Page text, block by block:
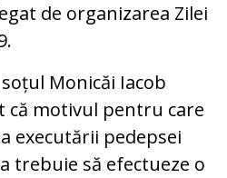
de organizarea Zilei
Monicăi Iacob
că motivul pentru care
executării pedepsei
trebuie să efectueze o